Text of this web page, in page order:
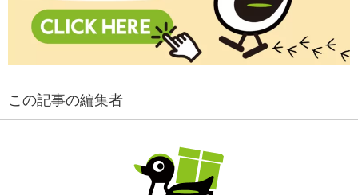
この記事の編集者